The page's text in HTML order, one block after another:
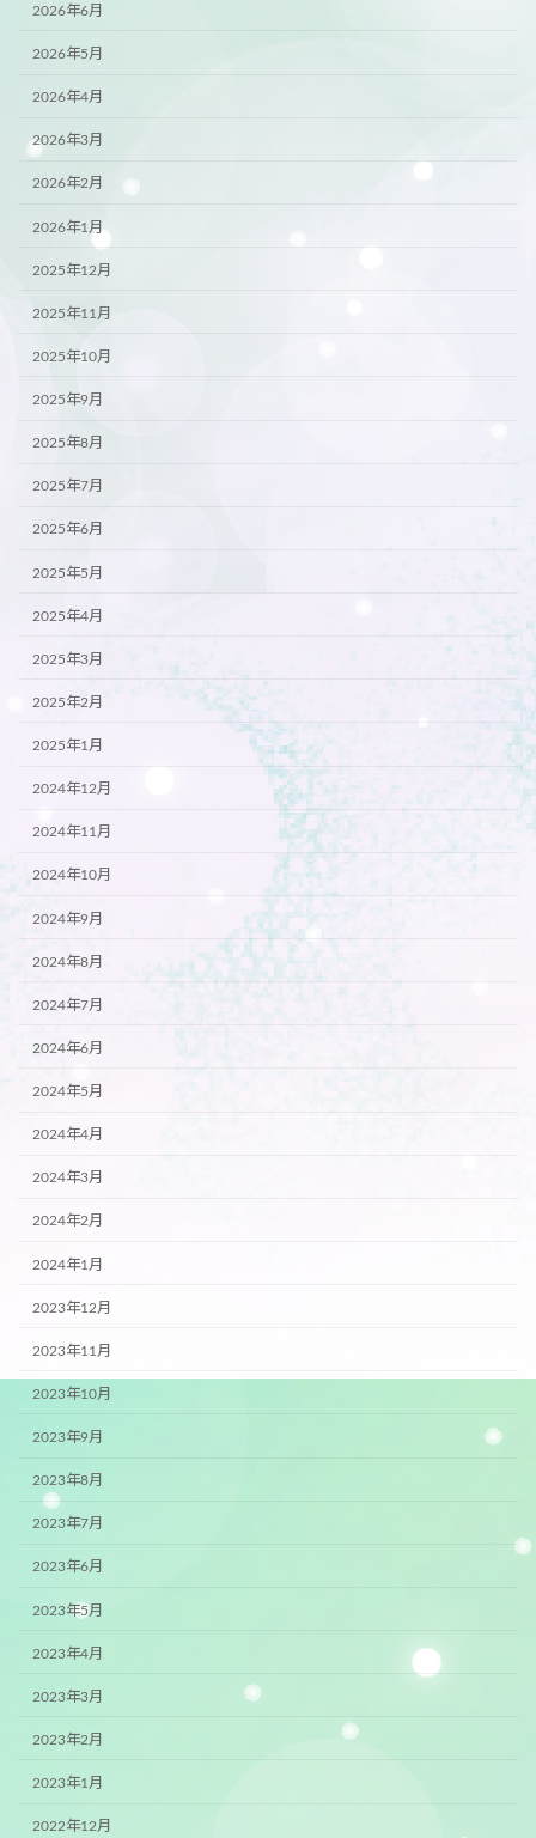
2026年6月
2026年5月
2026年4月
2026年3月
2026年2月
2026年1月
2025年12月
2025年11月
2025年10月
2025年9月
2025年8月
2025年7月
2025年6月
2025年5月
2025年4月
2025年3月
2025年2月
2025年1月
2024年12月
2024年11月
2024年10月
2024年9月
2024年8月
2024年7月
2024年6月
2024年5月
2024年4月
2024年3月
2024年2月
2024年1月
2023年12月
2023年11月
2023年10月
2023年9月
2023年8月
2023年7月
2023年6月
2023年5月
2023年4月
2023年3月
2023年2月
2023年1月
2022年12月